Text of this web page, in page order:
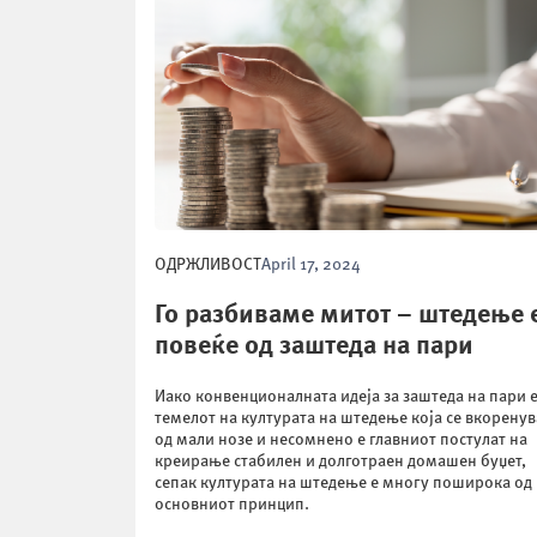
ОДРЖЛИВОСТApril 17, 2024
Го разбиваме митот – штедење
повеќе од заштеда на пари
Иако конвенционалната идеја за заштеда на пари е
темелот на културата на штедење која се
од мали нозе и несомнено е главниот постулат на
креирање стабилен и долготраен домашен буџет,
сепак културата на штедење е многу поширока од
основниот принцип.